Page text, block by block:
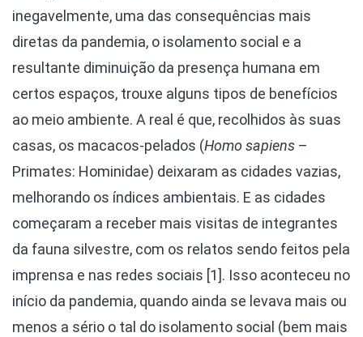
inegavelmente, uma das consequências mais
diretas da pandemia, o isolamento social e a
resultante diminuição da presença humana em
certos espaços, trouxe alguns tipos de benefícios
ao meio ambiente. A real é que, recolhidos às suas
casas, os macacos-pelados (Homo sapiens –
Primates: Hominidae) deixaram as cidades vazias,
melhorando os índices ambientais. E as cidades
começaram a receber mais visitas de integrantes
da fauna silvestre, com os relatos sendo feitos pela
imprensa e nas redes sociais [1]. Isso aconteceu no
início da pandemia, quando ainda se levava mais ou
menos a sério o tal do isolamento social (bem mais